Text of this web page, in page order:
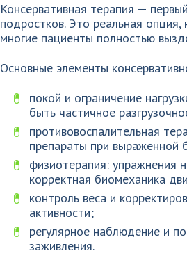
Консервативная терапия —
подростков. Это реальная
многие пациенты полностью
Основные элементы
покой и ограничение
быть частичное
противовоспалительная
препараты при выраженной
физиотерапия: упражнения
корректная биомеханика
контроль веса и
активности;
регулярное наблюдение и
заживления.